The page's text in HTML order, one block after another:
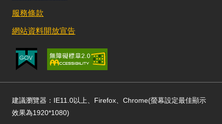
服務條款
網站資料開放宣告
建議瀏覽器：IE11.0以上、Firefox、Chrome(螢幕設定最佳顯示
效果為1920*1080)